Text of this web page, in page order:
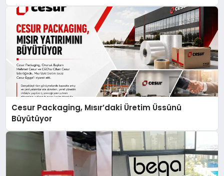
Cesur Packaging, Mısır’daki Üretim Üssünü
Büyütüyor